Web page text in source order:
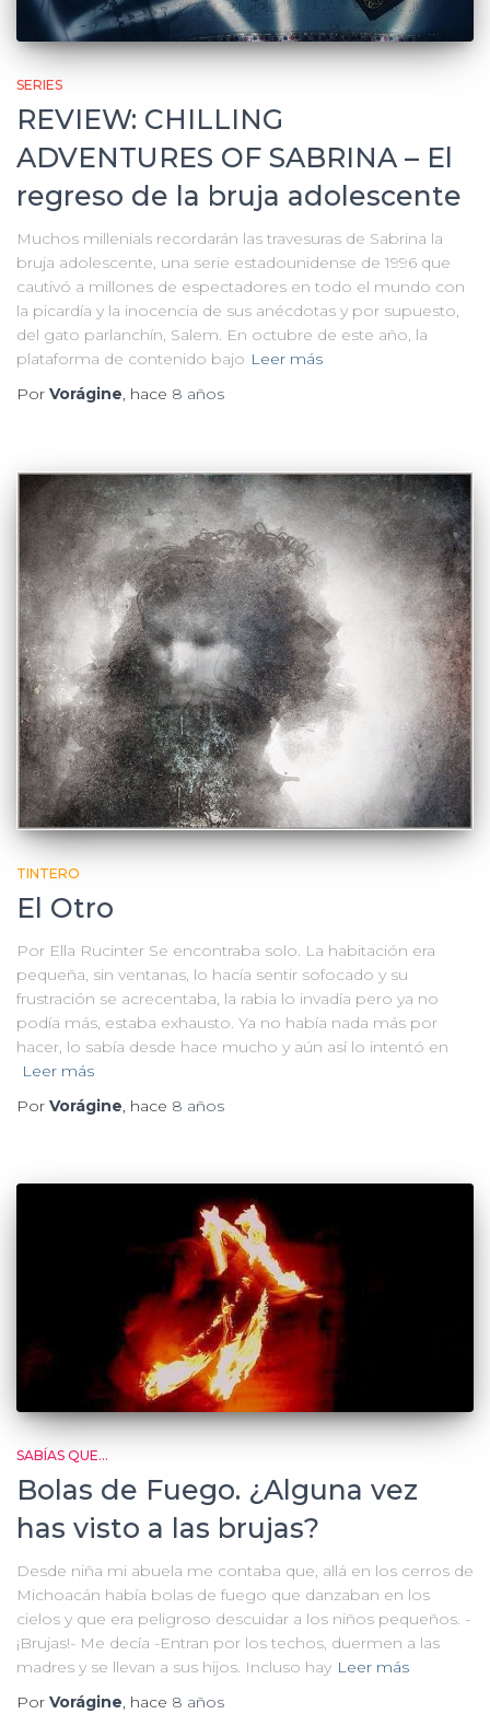
SERIES
REVIEW: CHILLING
ADVENTURES OF SABRINA – El
regreso de la bruja adolescente
Muchos millenials recordarán las travesuras de Sabrina la
bruja adolescente, una serie estadounidense de 1996 que
cautivó a millones de espectadores en todo el mundo con
la picardía y la inocencia de sus anécdotas y por supuesto,
del gato parlanchín, Salem. En octubre de este año, la
plataforma de contenido bajo Leer más
Por Vorágine, hace 8 años
TINTERO
El Otro
Por Ella Rucinter Se encontraba solo. La habitación era
pequeña, sin ventanas, lo hacía sentir sofocado y su
frustración se acrecentaba, la rabia lo invadía pero ya no
podía más, estaba exhausto. Ya no había nada más por
hacer, lo sabía desde hace mucho y aún así lo intentó en
Leer más
Por Vorágine, hace 8 años
SABÍAS QUE...
Bolas de Fuego. ¿Alguna vez
has visto a las brujas?
Desde niña mi abuela me contaba que, allá en los cerros de
Michoacán había bolas de fuego que danzaban en los
cielos y que era peligroso descuidar a los niños pequeños. -
¡Brujas!- Me decía -Entran por los techos, duermen a las
madres y se llevan a sus hijos. Incluso hay Leer más
Por Vorágine, hace 8 años